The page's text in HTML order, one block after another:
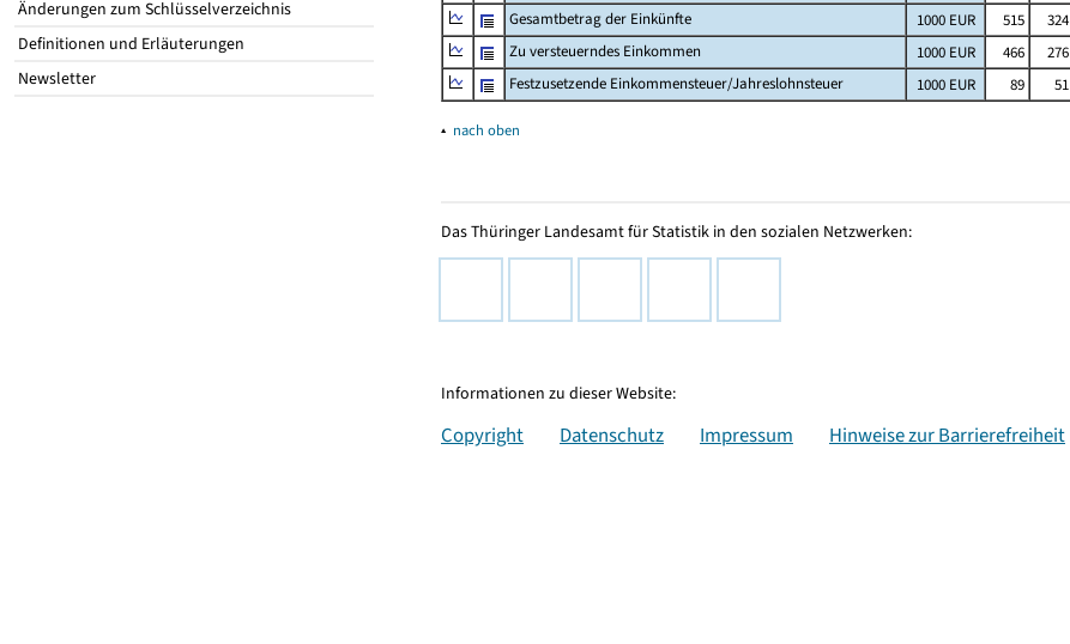
Änderungen zum Schlüsselverzeichnis
Definitionen und Erläuterungen
Newsletter
Gesamtbetrag der Einkünfte
1000 EUR 515 324
Zu versteuerndes Einkommen
1000 EUR 466 276
Festzusetzende Einkommensteuer/Jahreslohnsteuer
1000 EUR 89 51
▴ nach oben
Das Thüringer Landesamt für Statistik in den sozialen Netzwerken:
Informationen zu dieser Website:
Copyright Datenschutz Impressum Hinweise zur Barrierefreiheit